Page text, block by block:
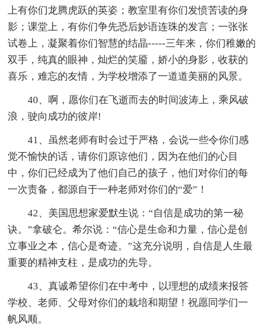
上有你们龙腾虎跃的英姿；教室里有你们发愤苦读的身
影；课堂上，有你们争先恐后妙语连珠的发言；一张张
试卷上，凝聚着你们智慧的结晶-----三年来，你们稚嫩的
双手，纯真的眼神，灿烂的笑靥，娇小的身影，收获的
喜乐，难忘的友情，为学校增添了一道道美丽的风景。
40、啊，愿你们在飞逝而去的时间波涛上，乘风破
浪，驶向成功的彼岸!
41、虽然老师有时会过于严格，会说一些令你们感
觉不愉快的话，请你们原谅他们，因为在他们的心目
中，你们已经成为了他们自己的孩子，他们对你们的每
一次责备，都源自于一种老师对你们的“爱”！
42、美国思想家爱默生说：“自信是成功的第一秘
诀。”拿破仑。希尔说：“信心是生命和力量，信心是创
立事业之本，信心是奇迹。”这充分说明，自信是人生最
重要的精神支柱，是成功的先导。
43、真诚希望你们在中考中，以理想的成绩来报答
学校、老师、父母对你们的栽培和期望！祝愿同学们一
帆风顺。